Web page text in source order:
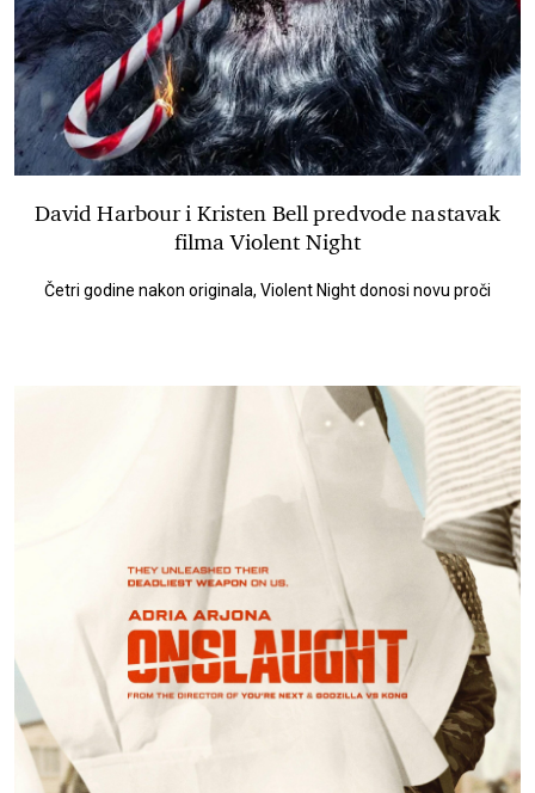
David Harbour i Kristen Bell predvode nastavak
filma Violent Night
Četri godine nakon originala, Violent Night donosi novu proči